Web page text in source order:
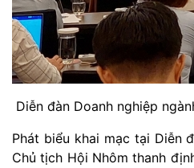
Diễn đàn Doanh nghiệp
Phát biểu khai mạc tại Diễn
Chủ tịch Hội Nhôm thanh